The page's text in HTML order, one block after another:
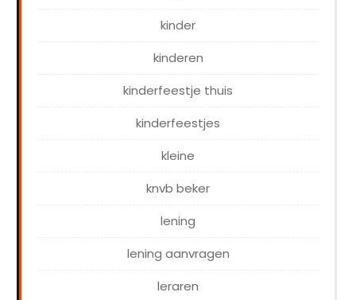
kinder
kinderen
kinderfeestje thuis
kinderfeestjes
kleine
knvb beker
lening
lening aanvragen
leraren